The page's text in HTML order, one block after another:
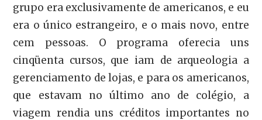
grupo era exclusivamente de americanos, e eu
era o único estrangeiro, e o mais novo, entre
cem pessoas. O programa oferecia uns
cinqüenta cursos, que iam de arqueologia a
gerenciamento de lojas, e para os americanos,
que estavam no último ano de colégio, a
viagem rendia uns créditos importantes no